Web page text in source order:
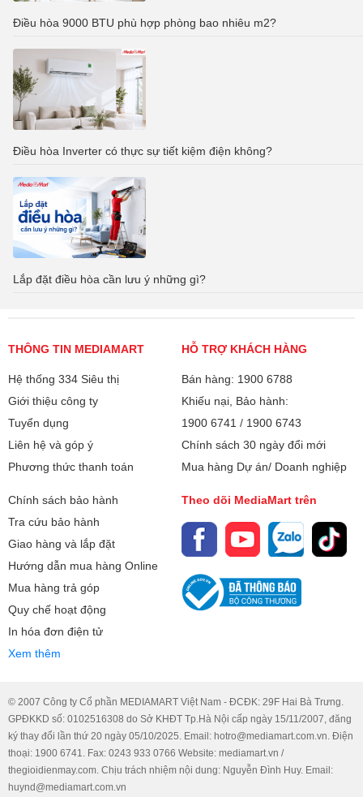
Điều hòa 9000 BTU phù hợp phòng bao nhiêu m2?
Điều hòa Inverter có thực sự tiết kiệm điện không?
Lắp đặt điều hòa cần lưu ý những gì?
THÔNG TIN MEDIAMART
Hệ thống 334 Siêu thị
Giới thiệu công ty
Tuyển dụng
Liên hệ và góp ý
Phương thức thanh toán
HỖ TRỢ KHÁCH HÀNG
Bán hàng: 1900 6788
Khiếu nại, Bảo hành:
1900 6741 / 1900 6743
Chính sách 30 ngày đổi mới
Mua hàng Dự án/ Doanh nghiệp
Chính sách bảo hành
Tra cứu bảo hành
Giao hàng và lắp đặt
Hướng dẫn mua hàng Online
Mua hàng trả góp
Quy chế hoạt động
In hóa đơn điện tử
Xem thêm
Theo dõi MediaMart trên
© 2007 Công ty Cổ phần MEDIAMART Việt Nam - ĐCĐK: 29F Hai Bà Trưng.
GPĐKKD số: 0102516308 do Sở KHĐT Tp.Hà Nội cấp ngày 15/11/2007, đăng
ký thay đổi lần thứ 20 ngày 05/10/2025. Email: hotro@mediamart.com.vn. Điện
thoại: 1900 6741. Fax: 0243 933 0766 Website: mediamart.vn /
thegioidienmay.com. Chịu trách nhiệm nội dung: Nguyễn Đình Huy. Email:
huynd@mediamart.com.vn